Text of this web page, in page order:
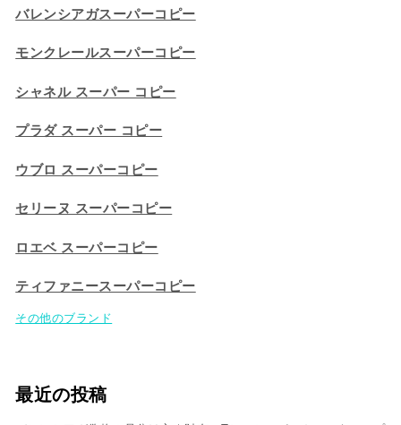
バレンシアガスーパーコピー
モンクレールスーパーコピー
シャネル スーパー コピー
プラダ スーパー コピー
ウブロ スーパーコピー
セリーヌ スーパーコピー​
ロエベ スーパーコピー
ティファニースーパーコピー
その他のブランド
最近の投稿